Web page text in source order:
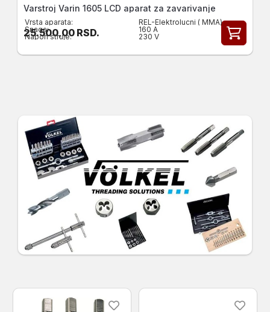
Varin 1805 LCD Varstroj aparat za zavarivanje
Vrsta aparata:
MMA-REL Aparati
Snaga:
180 A
Napon struje:
230 V
35.500,00 RSD.